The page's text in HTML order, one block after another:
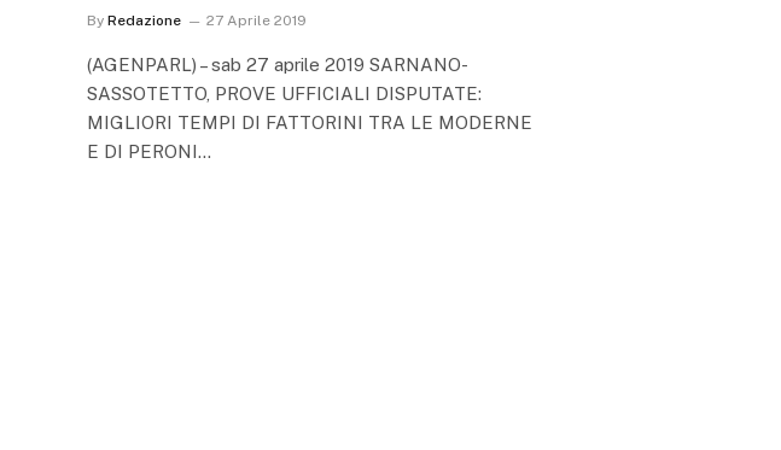
By Redazione 27 Aprile 2019
(AGENPARL) – sab 27 aprile 2019 SARNANO-
SASSOTETTO, PROVE UFFICIALI DISPUTATE:
MIGLIORI TEMPI DI FATTORINI TRA LE MODERNE
E DI PERONI…